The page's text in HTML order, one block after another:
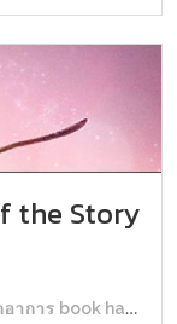
the Story
งอ่านสารพัน MM Romance